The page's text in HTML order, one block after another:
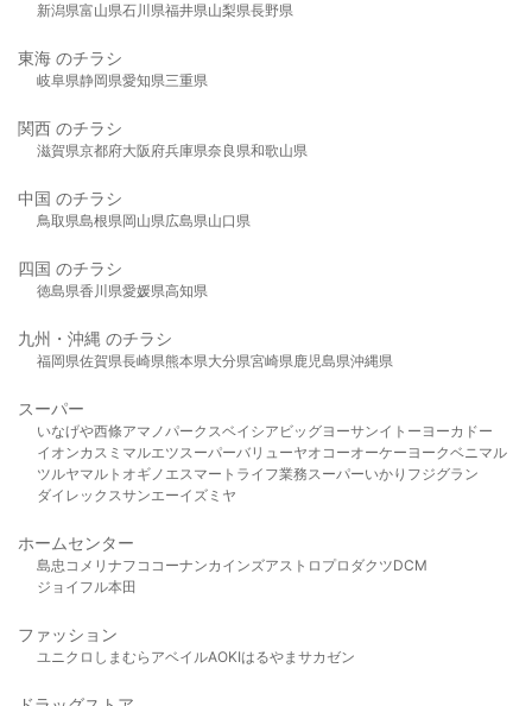
新潟県富山県石川県福井県山梨県長野県
東海 のチラシ
岐阜県静岡県愛知県三重県
関西 のチラシ
滋賀県京都府大阪府兵庫県奈良県和歌山県
中国 のチラシ
鳥取県島根県岡山県広島県山口県
四国 のチラシ
徳島県香川県愛媛県高知県
九州・沖縄 のチラシ
福岡県佐賀県長崎県熊本県大分県宮崎県鹿児島県沖縄県
スーパー
いなげや西條アマノパークスベイシア ビッグヨーサンイトーヨーカドー
イオンカスミ マルエツスーパーバリューヤオコーオーケー ヨークベニマル
ツルヤマルト オギノ エスマート ライフ業務スーパーいかり フジグラン
ダイレックスサンエーイズミヤ
ホームセンター
島忠 コメリ ナフコ コーナンカインズアストロプロダクツDCM
ジョイフル本田
ファッション
ユニクロ しまむら アベイルAOKIはるやま サカゼン